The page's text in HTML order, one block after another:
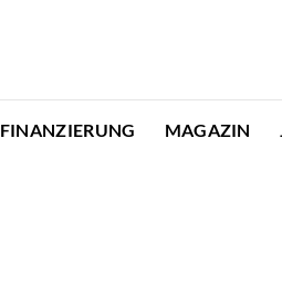
FINANZIERUNG MAGAZIN